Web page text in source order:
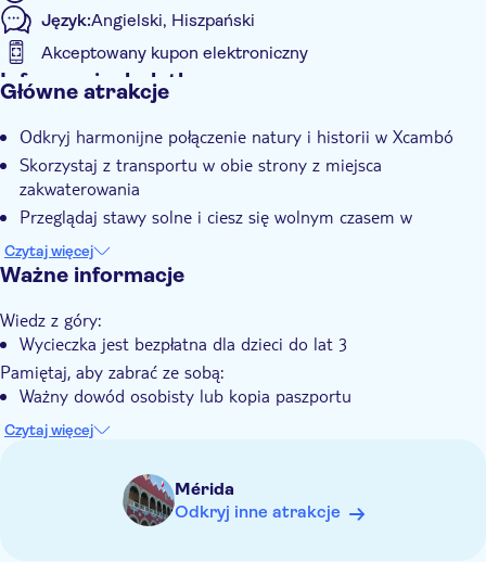
Język:Angielski, Hiszpański
Akceptowany kupon elektroniczny
Informacje dodatkowe
E-Voucher
Group tour
Odbiór z hotelu
Transport w cenie
Główne atrakcje
Odkryj harmonijne połączenie natury i historii w Xcambó
Skorzystaj z transportu w obie strony z miejsca
zakwaterowania
Przeglądaj stawy solne i ciesz się wolnym czasem w
portowym mieście Progreso
Czytaj więcej
Ważne informacje
Wiedz z góry:
Wycieczka jest bezpłatna dla dzieci do lat 3
Pamiętaj, aby zabrać ze sobą:
Ważny dowód osobisty lub kopia paszportu
Wygodne buty
Czytaj więcej
Mérida
Odkryj inne atrakcje